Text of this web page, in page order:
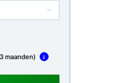
maanden) i